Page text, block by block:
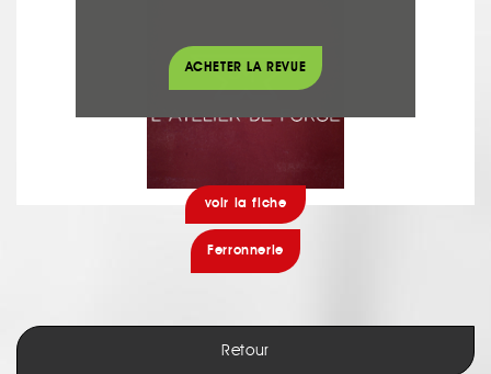
voir la fiche
Ferronnerie
Retour
ACHETER LA REVUE